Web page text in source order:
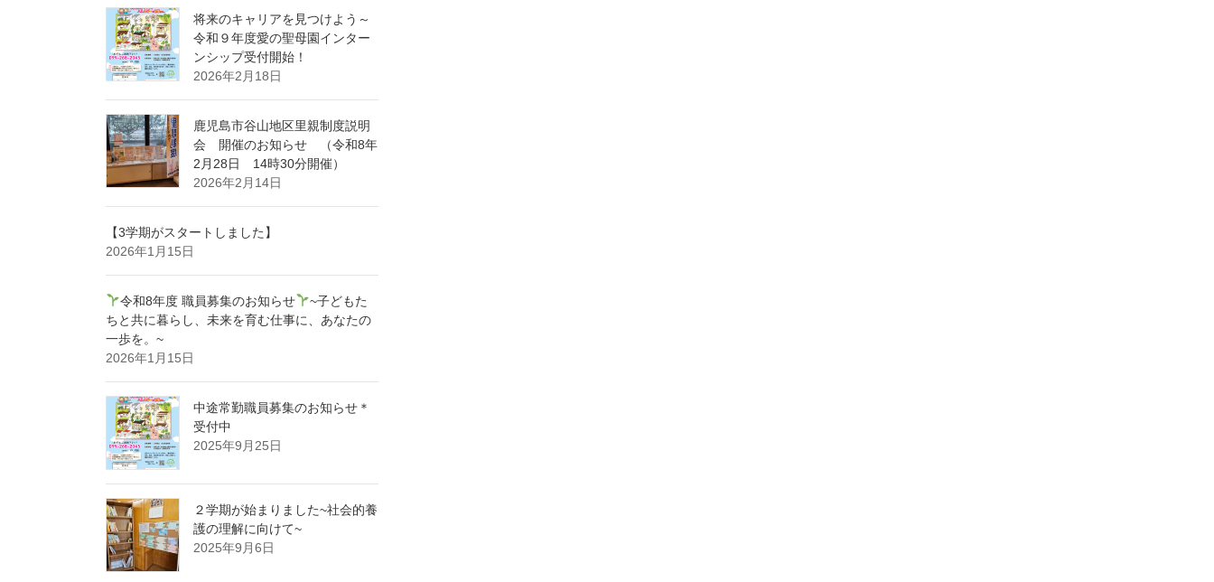
将来のキャリアを見つけよう～
令和９年度愛の聖母園インター
ンシップ受付開始！
2026年2月18日
鹿児島市谷山地区里親制度説明
会 開催のお知らせ （令和8年
2月28日 14時30分開催）
2026年2月14日
【3学期がスタートしました】
2026年1月15日
令和8年度 職員募集のお知らせ
~子どもた
ちと共に暮らし、未来を育む仕事に、あなたの
一歩を。~
2026年1月15日
中途常勤職員募集のお知らせ＊
受付中
2025年9月25日
２学期が始まりました~社会的養
護の理解に向けて~
2025年9月6日